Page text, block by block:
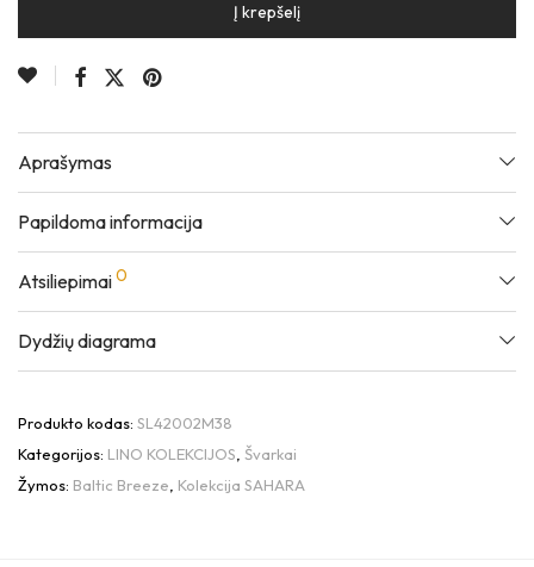
Į krepšelį
Aprašymas
Papildoma informacija
Atsiliepimai0
Dydžių diagrama
Produkto kodas: SL42002M38
Kategorijos: LINO KOLEKCIJOS, Švarkai
Žymos: Baltic Breeze, Kolekcija SAHARA